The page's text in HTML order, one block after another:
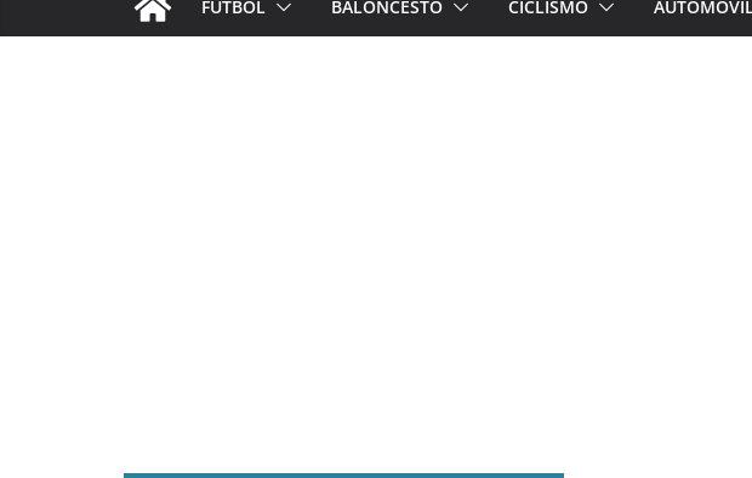
FÚTBOL BALONCESTO CICLISMO